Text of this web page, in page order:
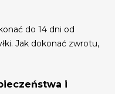
do 14 dni od
Jak dokonać zwrotu,
i